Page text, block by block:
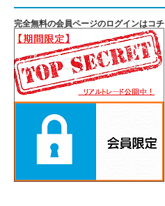
完全無料の会員ページのログインはコ